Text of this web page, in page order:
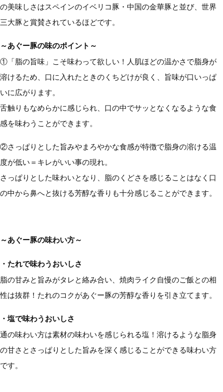
の美味しさはスペインのイベリコ豚・中国の金華豚と並び、世界
三大豚と賞賛されているほどです。
～あぐー豚の味のポイント～
①「脂の旨味」こそ味わって欲しい！人肌ほどの温かさで脂身が
溶けるため、口に入れたときのくちどけが良く、旨味が口いっぱ
いに広がります。
舌触りもなめらかに感じられ、口の中でサッとなくなるような食
感を味わうことができます。
②さっぱりとした旨みやまろやかな食感が特徴で脂身の溶ける温
度が低い＝キレがいい事の現れ。
さっぱりとした味わいとなり、脂のくどさを感じることはなく口
の中から鼻へと抜ける芳醇な香りも十分感じることができます。
～あぐー豚の味わい方～
・たれで味わうおいしさ
脂の甘みと旨みがタレと絡み合い、焼肉ライク自慢のご飯との相
性は抜群！たれのコクがあぐー豚の芳醇な香りを引き立てます。
・塩で味わうおいしさ
通の味わい方は素材の味わいを感じられる塩！溶けるような脂身
の甘さとさっぱりとした旨みを深く感じることができる味わい方
です。